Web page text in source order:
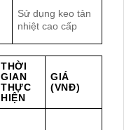
Sử dụng keo tản
nhiệt cao cấp
THỜI
GIAN
THỰC
HIỆN
GIÁ
(VNĐ)